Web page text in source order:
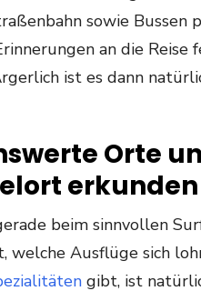
sowie Bussen
an die
ist es dann
Orte
erkunden
beim sinnvollen
welche Ausflüge sich
gibt, ist